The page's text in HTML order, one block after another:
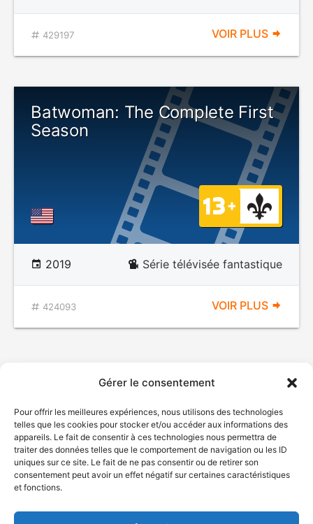
Gérer le consentement
Pour offrir les meilleures expériences, nous utilisons des technologies
telles que les cookies pour stocker et/ou accéder aux informations des
appareils. Le fait de consentir à ces technologies nous permettra de
traiter des données telles que le comportement de navigation ou les ID
uniques sur ce site. Le fait de ne pas consentir ou de retirer son
consentement peut avoir un effet négatif sur certaines caractéristiques
et fonctions.
429197 VOIR PLUS
Batwoman: The Complete First
Season
2019 Série télévisée fantastique
424093 VOIR PLUS
© Gouvernement du Québec, 2026
Plan du site